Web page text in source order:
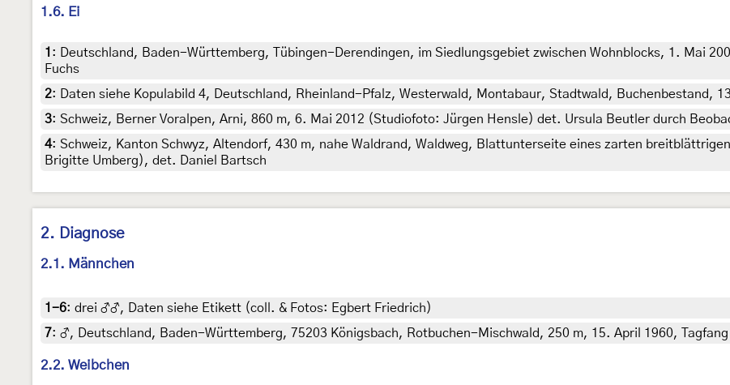
1.6. Ei
1 : Deutschland, Baden-Württemberg, Tübingen-Derendingen, im Siedlungsgebiet zwischen Wohnblocks, 1. Mai
Fuchs
2: Daten siehe Kopulabild 4, Deutschland, Rheinland-Pfalz, Westerwald, Montabaur, Stadtwald, Buchenbestand,
3: Schweiz, Berner Voralpen, Arni, 860 m, 6. Mai 2012 (Studiofoto: Jürgen Hensle) det. Ursula Beutler durch
4: Schweiz, Kanton Schwyz, Altendorf, 430 m, nahe Waldrand, Waldweg, Blattunterseite eines zarten
Brigitte Umberg), det. Daniel Bartsch
2. Diagnose
2.1. Männchen
1-6: drei ♂♂, Daten siehe Etikett (coll. & Fotos: Egbert Friedrich)
7: ♂, Deutschland, Baden-Württemberg, 75203 Königsbach, Rotbuchen-Mischwald, 250 m, 15. April 1960,
2.2. Weibchen